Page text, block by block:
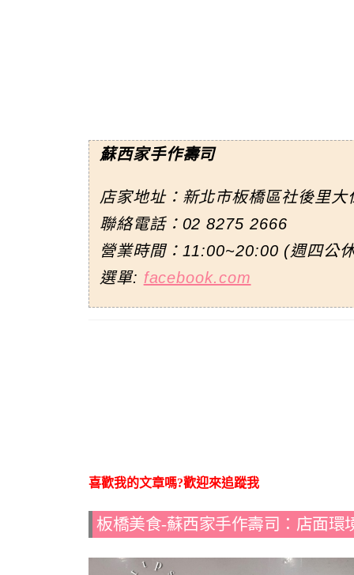
蘇西家手作壽司
店家地址：新北市板橋區社後里大
聯絡電話： 02 8275 2666
營業時間：11:00~20:00 (週四公
選單: facebook.com
喜歡我的文章嗎?歡迎來追蹤我
板橋美食-蘇西家手作壽司：店面環